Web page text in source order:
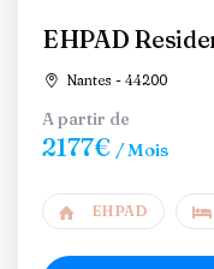
EHPAD
Nantes - 44200
A partir de
2177€ / Mois
EHPAD